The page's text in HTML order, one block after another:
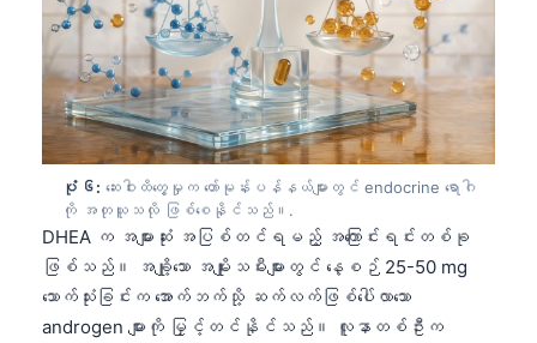
ပုံ ၆: ဆေးဝါးထိတွေ့မှုက ဟော်မုန်းပန်နယ်များတွင် endocrine ရောဂါ
ကို အတုယူသလို ဖြစ်စေနိုင်သည်။.
DHEA က အများဆုံး အပြစ်တင်ရမည့် အကြောင်းရင်းတစ်ခု
ဖြစ်သည်။ အချို့သော အမျိုးသမီးများတွင် နေ့စဉ် 25-50 mg
သောက်သုံးခြင်းက အောက်ဘက်သို့ ဆက်လက်ဖြစ်ပေါ်လာသော
androgen များကို မြှင့်တင်နိုင်သည်။ လူနာတစ်ဦးက
Hrvatski
Slovenčina
كوردی‎
پښتو
سنڌي
සිංහල
অসমীয়া
Galego
Latviešu valoda